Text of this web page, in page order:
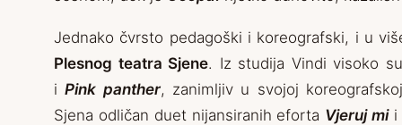
Jednako čvrsto pedagoški i koreografski, i u
Plesnog teatra Sjene. Iz studija Vindi visoko
iPink panther, zanimljiv u svojoj
Sjena odličan duet nijansiranih eforta Vjeruj mii